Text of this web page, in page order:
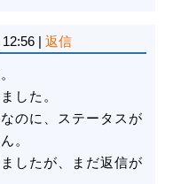
| 返信
した。
のに、ステータスが
。
したが、まだ返信が